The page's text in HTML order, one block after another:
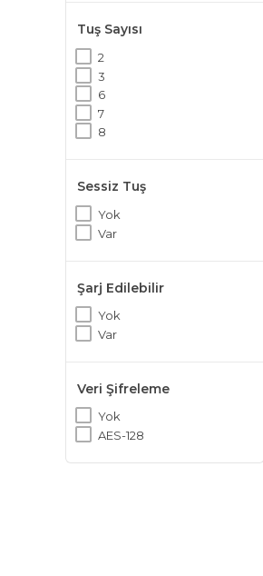
Tuş Sayısı
2
3
6
7
8
Sessiz Tuş
Yok
Var
Şarj Edilebilir
Yok
Var
Veri Şifreleme
Yok
AES-128